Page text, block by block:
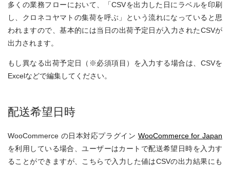
多くの業務フローにおいて、「CSVを出力した日にラベルを印刷
し、クロネコヤマトの集荷を呼ぶ」という流れになっていると思
われますので、基本的には当日の出荷予定日が入力されたCSVが
出力されます。
もし異なる出荷予定日（※必須項目）を入力する場合は、CSVを
Excelなどで編集してください。
配送希望日時
WooCommerce の日本対応プラグイン WooCommerce for Japan
を利用している場合、ユーザーはカートで配送希望日時を入力す
ることができますが、こちらで入力した値はCSVの出力結果にも